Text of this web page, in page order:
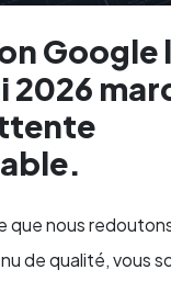
Google
2026
que nous
de qualité, vous